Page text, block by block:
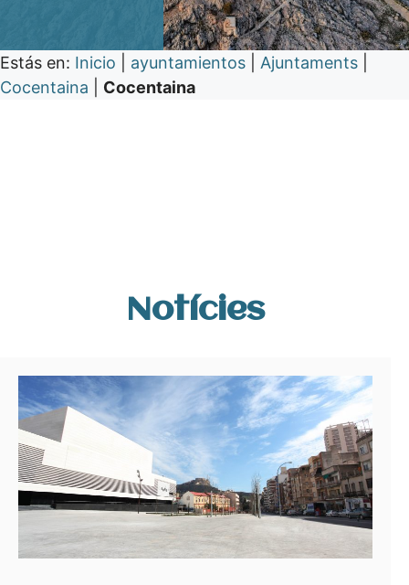
Estás en: Inicio ayuntamientos Ajuntaments
Cocentaina
Cocentaina
Notícies